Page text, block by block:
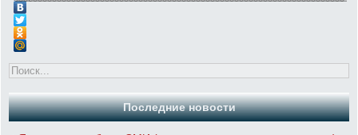
Последние новости